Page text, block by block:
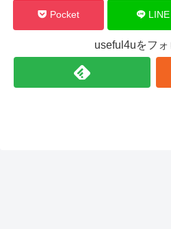
Pocket LINE
useful4uをフォ